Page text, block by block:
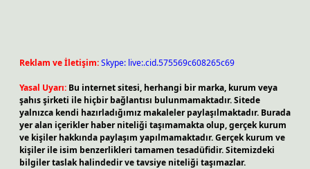
Reklam ve İletişim:Skype: live:.cid.575569c608265c69
Yasal Uyarı: Bu internet sitesi, herhangi bir marka, kurum veya
şahıs şirketi ile hiçbir bağlantısı bulunmamaktadır. Sitede
yalnızca kendi hazırladığımız makaleler paylaşılmaktadır. Burada
yer alan içerikler haber niteliği taşımamakta olup, gerçek kurum
ve kişiler hakkında paylaşım yapılmamaktadır. Gerçek kurum ve
kişiler ile isim benzerlikleri tamamen tesadüfidir. Sitemizdeki
bilgiler taslak halindedir ve tavsiye niteliği taşımazlar.